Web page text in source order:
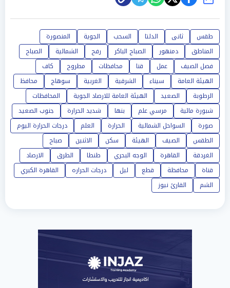
طقس ثانى الدلتا السحب الجوية
المنصورة
المناطق
دمنهور الصباح الباكر رفح الشمالية
الصباح
فصل الصيف
عمل قنا محافظات مطروح
كاف
الهيئة العامة
سيناء الشرقية الغربية سوهاج
محافظ
الرطوبة
الصعيد الهيئة العامة للارصاد الجوية
المحافظات
شبورة مائية
مرسي علم بنها شديد الحرارة
جنوب الصعيد
صورة
السواحل الشمالية الحرارة العلم
درجات الحرارة اليوم
الطقس
الصيف الهيئة سكن الاثنين
صباح
الغردقة
القاهرة الوجه البحري طنطا الطرق
الارصاد
قناة
محافظة قطع ليل درجات الحراره
القاهرة الكبري
الشم
القارئ نيوز